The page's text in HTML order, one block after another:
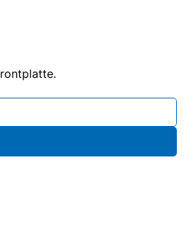
230V/ 6 / 11W Menge